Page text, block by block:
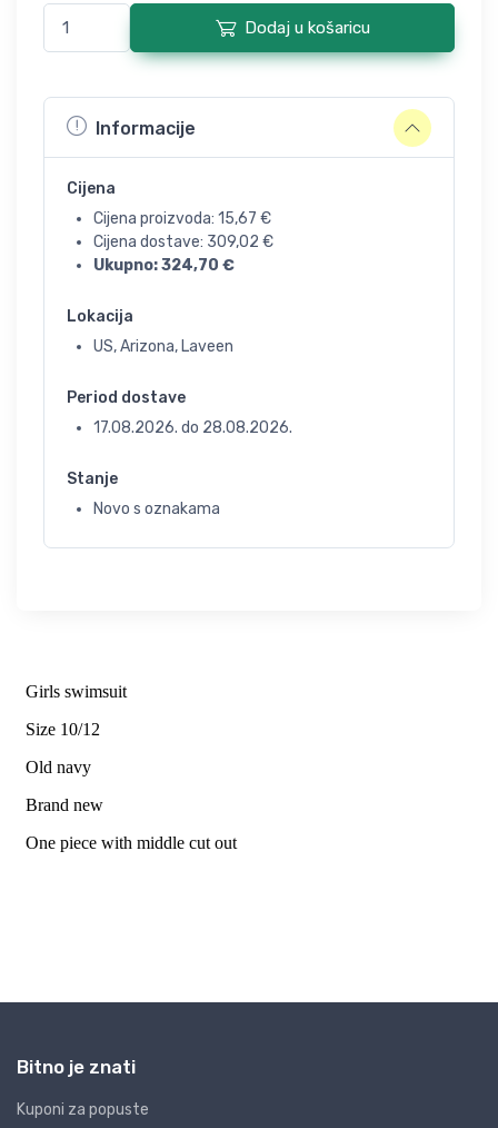
Dodaj u košaricu
Informacije
Cijena
Cijena proizvoda: 15,67 €
Cijena dostave: 309,02 €
Ukupno:324,70 €
Lokacija
US, Arizona, Laveen
Period dostave
17.08.2026. do 28.08.2026.
Stanje
Novo s oznakama
Bitno je znati
Kuponi za popuste